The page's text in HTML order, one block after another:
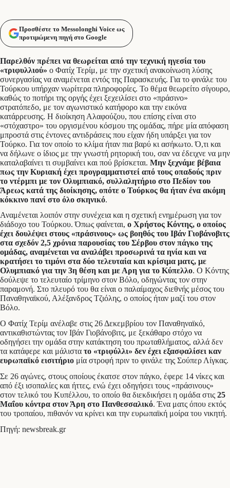
Προσθέστε το Messolonghi Voice ως
προτιμώμενη πηγή στο Google
Παρελθόν πρέπει να θεωρείται από την τεχνική ηγεσία του
«τριφυλλιού» ο Φατίχ Τερίμ, με την σχετική ανακοίνωση λύσης
συνεργασίας να αναμένεται εντός της Παρασκευής. Για το φινάλε του
Τούρκου υπήρχαν νωρίτερα πληροφορίες. Το θέμα θεωρείτο σίγουρο,
καθώς το ποτήρι της οργής έχει ξεχειλίσει στο «πράσινο»
στρατόπεδο, με τον αγωνιστικό κατήφορο και την εικόνα
κατάρρευσης. Η διοίκηση Αλαφούζου, που επίσης είναι στο
«στόχαστρο» του οργισμένου κόσμου της ομάδας, πήρε μία απόφαση
μπροστά στις έντονες αντιδράσεις που είχαν ήδη υπάρξει για τον
Τούρκο. Για τον οποίο το κλίμα ήταν πια βαρύ κι ασήκωτο. Ό,τι και
να δήλωνε ο ίδιος με την γνωστή ρητορική του, σαν να έδειχνε να μην
καταλαβαίνει τι συμβαίνει και πού βρίσκεται. Μην ξεχνάμε βέβαια
πως την Κυριακή έχει προγραμματιστεί από τους οπαδούς πριν
το ντέρμπι με τον Ολυμπιακό, συλλαλητήριο στο Πεδίον του
Άρεως κατά της διοίκησης, οπότε ο Τούρκος θα ήταν ένα ακόμη
κόκκινο πανί στο όλο σκηνικό.
Αναμένεται λοιπόν στην συνέχεια και η σχετική ενημέρωση για τον
διάδοχο του Τούρκου. Όπως φαίνεται, ο Χρήστος Κόντης, ο οποίος
έχει δουλέψει στους «πράσινους» ως βοηθός του Ιβάν Γιοβάνοβιτς
στα σχεδόν 2,5 χρόνια παρουσίας του Σέρβου στον πάγκο της
ομάδας, αναμένεται να αναλάβει προσωρινά τα ηνία και να
κρατήσει το τιμόνι στα δύο τελευταία και κρίσιμα ματς, με
Ολυμπιακό για την 3η θέση και με Αρη για το Κύπελλο. Ο Κόντης
δούλεψε το τελευταίο τρίμηνο στον Βόλο, οδηγώντας τον στην
παραμονή. Στο πλευρό του θα είναι ο παλαίμαχος διεθνής μέσος του
Παναθηναϊκού, Αλέξανδρος Τζιόλης, ο οποίος ήταν μαζί του στον
Βόλο.
Ο Φατίχ Τερίμ ανέλαβε στις 26 Δεκεμβρίου τον Παναθηναϊκό,
αντικαθιστώντας τον Ιβάν Γιοβάνοβιτς, με ξεκάθαρο στόχο να
οδηγήσει την ομάδα στην κατάκτηση του πρωταθλήματος, αλλά δεν
τα κατάφερε και μάλιστα το «τριφύλλι» δεν έχει εξασφαλίσει καν
ευρωπαϊκό εισιτήριο μία στροφή πριν το φινάλε της Σούπερ Λίγκας.
Σε 26 αγώνες, στους οποίους έκατσε στον πάγκο, έφερε 14 νίκες και
από έξι ισοπαλίες και ήττες, ενώ έχει οδηγήσει τους «πράσινους»
στον τελικό του Κυπέλλου, το οποίο θα διεκδικήσει η ομάδα στις 25
Μαΐου κόντρα στον Άρη στο Πανθεσσαλικό. Ένα ματς όπου εκτός
του τροπαίου, πιθανόν να κρίνει και την ευρωπαϊκή μοίρα του νικητή.
Πηγή: newsbreak.gr